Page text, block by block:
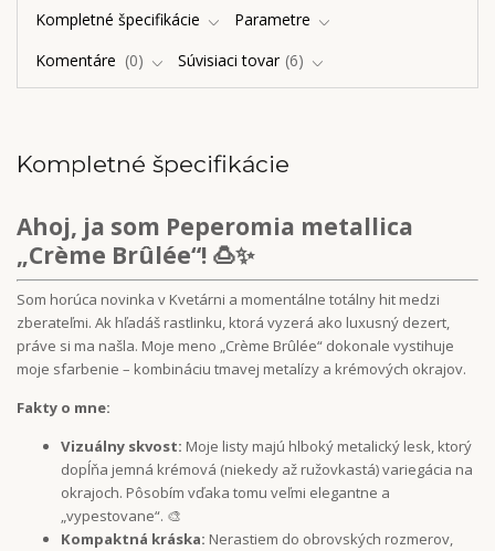
Kompletné špecifikácie
Parametre
Komentáre
0 Súvisiaci tovar 6
Kompletné špecifikácie
Ahoj, ja som Peperomia metallica
„Crème Brûlée“! 🍮✨
Som horúca novinka v Kvetárni a momentálne totálny hit medzi
zberateľmi. Ak hľadáš rastlinku, ktorá vyzerá ako luxusný dezert,
práve si ma našla. Moje meno „Crème Brûlée“ dokonale vystihuje
moje sfarbenie – kombináciu tmavej metalízy a krémových okrajov.
Fakty o mne:
Vizuálny skvost: Moje listy majú hlboký metalický lesk, ktorý
dopĺňa jemná krémová (niekedy až ružovkastá) variegácia na
okrajoch. Pôsobím vďaka tomu veľmi elegantne a
„vypestovane“. 🎨
Kompaktná kráska: Nerastiem do obrovských rozmerov,